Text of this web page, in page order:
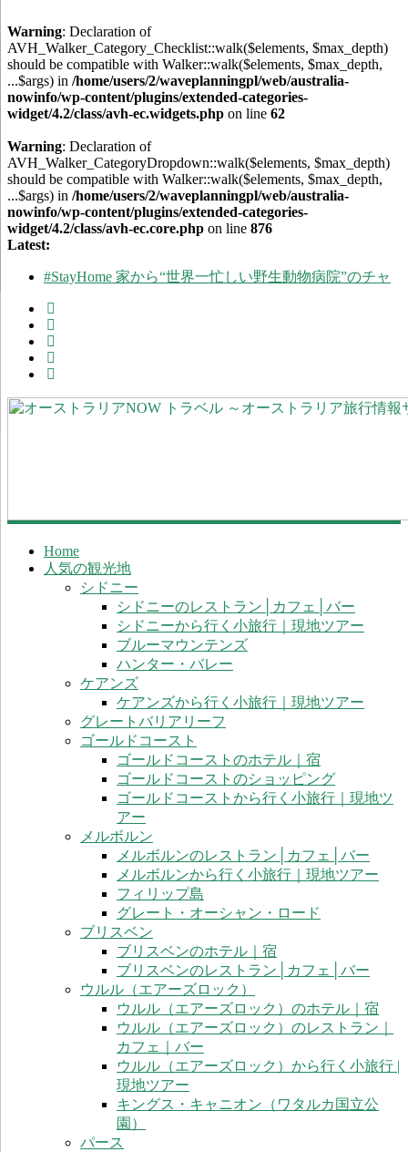
Warning: Declaration of
AVH_Walker_Category_Checklist::walk($elements, $max_depth)
should be compatible with Walker::walk($elements, $max_depth,
...$args) in /home/users/2/waveplanningpl/web/australia-
nowinfo/wp-content/plugins/extended-categories-
widget/4.2/class/avh-ec.widgets.php on line 62
Warning: Declaration of
AVH_Walker_CategoryDropdown::walk($elements, $max_depth)
should be compatible with Walker::walk($elements, $max_depth,
...$args) in /home/users/2/waveplanningpl/web/australia-
nowinfo/wp-content/plugins/extended-categories-
widget/4.2/class/avh-ec.core.php on line 876
Latest:
#StayHome 家から“世界一忙しい野生動物病院”のチャ
「はやぶさ2」が帰還するウーメラってどんなとこ？
シドニーの街中が幻想的な紫色に染まる季節 ～ジャカ
ランダ物語
【更新】オーストラリア国内の州間移動規制の現状
計不要！完全に顧客一人で買物完了できる「Scan &
ラ
Home
人気の観光地
シドニー
シドニーのレストラン│カフェ│バー
シドニーから行く小旅行｜現地ツアー
ブルーマウンテンズ
ハンター・バレー
ケアンズ
ケアンズから行く小旅行｜現地ツアー
グレートバリアリーフ
ゴールドコースト
ゴールドコーストのホテル｜宿
ゴールドコーストのショッピング
ゴールドコーストから行く小旅行｜現地ツ
アー
メルボルン
メルボルンのレストラン│カフェ│バー
メルボルンから行く小旅行｜現地ツアー
フィリップ島
グレート・オーシャン・ロード
ブリスベン
ブリスベンのホテル｜宿
ブリスベンのレストラン│カフェ│バー
ウルル（エアーズロック）
ウルル（エアーズロック）のホテル｜宿
ウルル（エアーズロック）のレストラン｜
カフェ｜バー
ウルル（エアーズロック）から行く小旅行 |
現地ツアー
キングス・キャニオン（ワタルカ国立公
園）
パース